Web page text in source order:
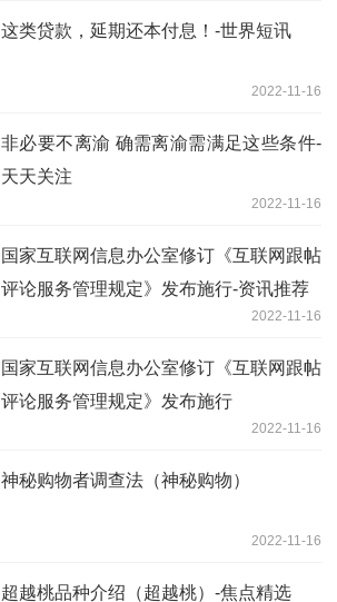
这类贷款，延期还本付息！-世界短讯
2022-11-16
非必要不离渝 确需离渝需满足这些条件-
天天关注
2022-11-16
国家互联网信息办公室修订《互联网跟帖
评论服务管理规定》发布施行-资讯推荐
2022-11-16
国家互联网信息办公室修订《互联网跟帖
评论服务管理规定》发布施行
2022-11-16
神秘购物者调查法（神秘购物）
2022-11-16
超越桃品种介绍（超越桃）-焦点精选